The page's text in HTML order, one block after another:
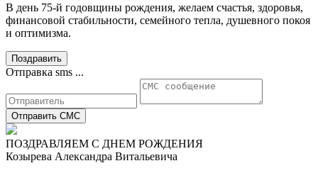
В день 75-й годовщины рождения, желаем счастья, здоровья,
финансовой стабильности, семейного тепла, душевного покоя
и оптимизма.
Поздравить
Отправка sms ...
Отправить СМС
ПОЗДРАВЛЯЕМ С ДНЕМ РОЖДЕНИЯ
Козырева Александра Витальевича